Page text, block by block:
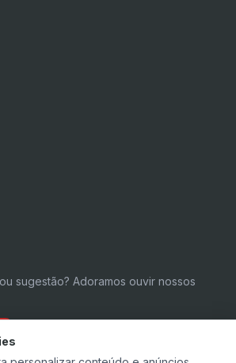
sugestão? Adoramos ouvir nossos